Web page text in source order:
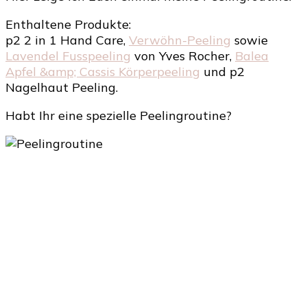
Enthaltene Produkte:
p2 2 in 1 Hand Care, Verwöhn-Peeling sowie
Lavendel Fusspeeling von Yves Rocher, Balea
Apfel &amp; Cassis Körperpeeling und p2
Nagelhaut Peeling.
Habt Ihr eine spezielle Peelingroutine?